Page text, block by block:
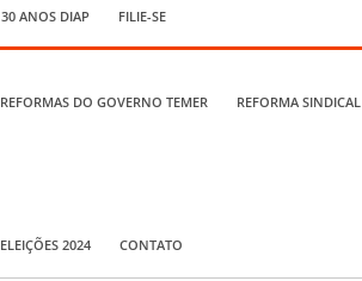
30 ANOS DIAP FILIE-SE
REFORMAS DO GOVERNO TEMER REFORMA SINDICAL
ELEIÇÕES 2024 CONTATO